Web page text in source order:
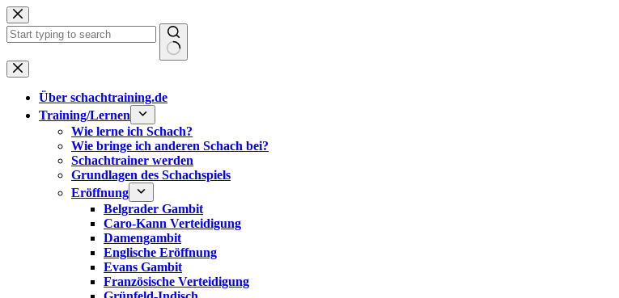
Zum
Inhalt
springen
Keine
Ergebnisse
Über schachtraining.de
Training/Lernen
Wie lerne ich Schach?
Wie bringe ich anderen Schach bei?
Schachtrainer werden
Grundlagen des Schachspiels
Eröffnung
Belgrader Gambit
Caro-Kann Verteidigung
Damengambit
Englische Eröffnung
Evans Gambit
Französische Verteidigung